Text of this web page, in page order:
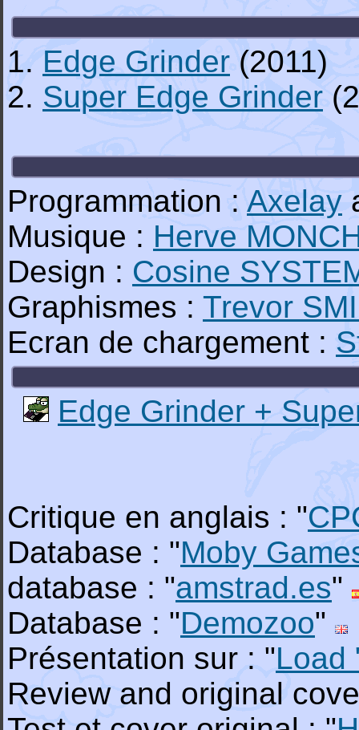
1. Edge Grinder (2011)
2. Super Edge Grinder
Programmation : Axelay
Musique : Herve
Design : Cosine
Graphismes : Trevor
Ecran de chargement :
Edge Grinder +
Critique en anglais : "
Database : "Moby
database : "amstrad.es"
Database : "Demozoo"
Présentation sur : "Load
Review and original